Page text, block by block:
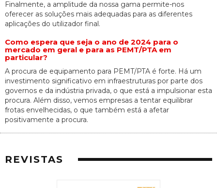
Finalmente, a amplitude da nossa gama permite-nos
oferecer as soluções mais adequadas para as diferentes
aplicações do utilizador final.
Como espera que seja o ano de 2024 para o
mercado em geral e para as PEMT/PTA em
particular?
A procura de equipamento para PEMT/PTA é forte. Há um
investimento significativo em infraestruturas por parte dos
governos e da indústria privada, o que está a impulsionar esta
procura. Além disso, vemos empresas a tentar equilibrar
frotas envelhecidas, o que também está a afetar
positivamente a procura.
REVISTAS